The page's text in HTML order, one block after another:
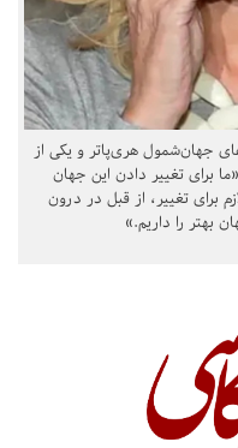
جهان‌شمول هری‌پاتر و یکی از
برای تغییر دادن این جهان
برای تغییر، از قبل در درون
بهتر را داریم.»